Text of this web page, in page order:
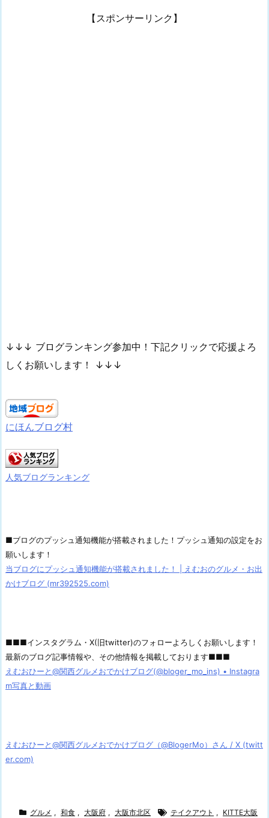
【スポンサーリンク】
↓↓↓ ブログランキング参加中！下記クリックで応援よろ
しくお願いします！ ↓↓↓
にほんブログ村
人気ブログランキング
■ブログのプッシュ通知機能が搭載されました！プッシュ通知の設定をお
願いします！
当ブログにプッシュ通知機能が搭載されました！ | えむおのグルメ・お出
かけブログ (mr392525.com)
■■■インスタグラム・X(旧twitter)のフォローよろしくお願いします！
最新のブログ記事情報や、その他情報を掲載しております■■■
えむおひーと@関西グルメおでかけブログ(@bloger_mo_ins) • Instagra
m写真と動画
えむおひーと@関西グルメおでかけブログ（@BlogerMo）さん / X (twitt
er.com)
グルメ , 和食 , 大阪府 , 大阪市北区 テイクアウト , KITTE大阪